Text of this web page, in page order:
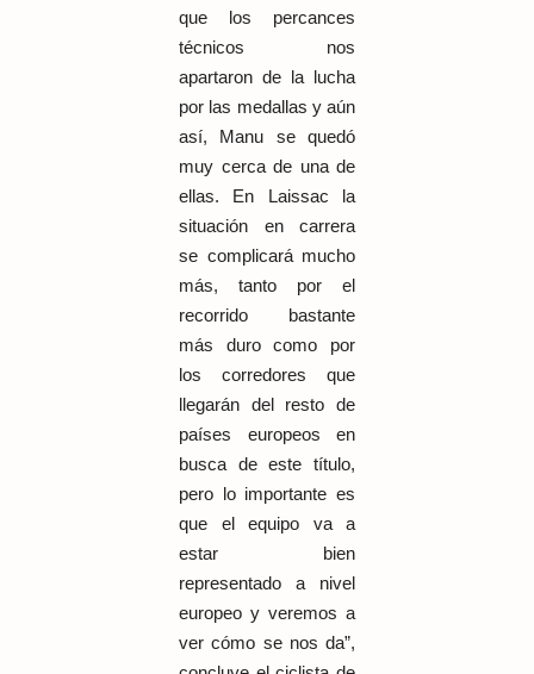
que los percances
técnicos nos
apartaron de la lucha
por las medallas y aún
así, Manu se quedó
muy cerca de una de
ellas. En Laissac la
situación en carrera
se complicará mucho
más, tanto por el
recorrido bastante
más duro como por
los corredores que
llegarán del resto de
países europeos en
busca de este título,
pero lo importante es
que el equipo va a
estar bien
representado a nivel
europeo y veremos a
ver cómo se nos da”,